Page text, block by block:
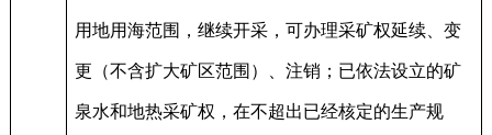
用地用海范围，继续开采，可办理采矿权延续、变
更（不含扩大矿区范围）、注销；已依法设立的矿
泉水和地热采矿权，在不超出已经核定的生产规